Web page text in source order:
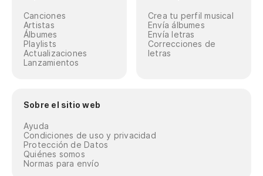
Canciones
Artistas
Álbumes
Playlists
Actualizaciones
Lanzamientos
Crea tu perfil musical
Envía álbumes
Envía letras
Correcciones de
letras
Sobre el sitio web
Ayuda
Condiciones de uso y privacidad
Protección de Datos
Quiénes somos
Normas para envío